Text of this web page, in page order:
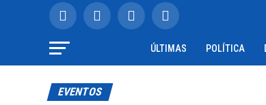
ÚLTIMAS POLÍTICA
EVENTOS